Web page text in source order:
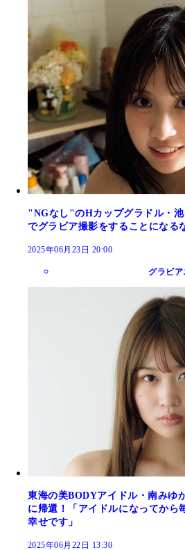
"NGなし"のHカップグラドル・
でグラビア撮影をすることになる
2025年06月23日 20:00
グラビア
東海の美BODYアイドル・南みゆ
に帰還！「アイドルになってから
幸せです」
2025年06月22日 13:30